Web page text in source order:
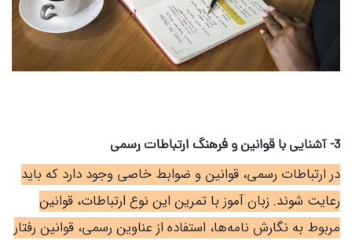
3- آشنایی با قوانین و فرهنگ ارتباطات رسمی
در ارتباطات رسمی، قوانین و ضوابط خاصی وجود دارد که باید
رعایت شوند. زبان آموز با تمرین این نوع ارتباطات، قوانین
مربوط به نگارش نامه‌ها، استفاده از عناوین رسمی، قوانین رفتار